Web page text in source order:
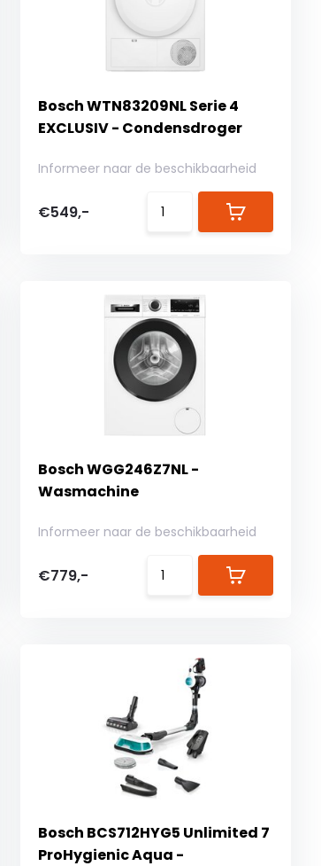
Bosch WTN83209NL Serie 4
EXCLUSIV - Condensdroger
Informeer naar de beschikbaarheid
€549,-
Bosch WGG246Z7NL -
Wasmachine
Informeer naar de beschikbaarheid
€779,-
Bosch BCS712HYG5 Unlimited 7
ProHygienic Aqua -